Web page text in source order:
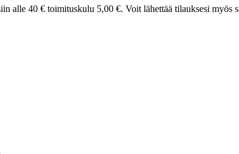
alle 40 € toimituskulu 5,00 €. Voit lähettää tilauksesi myös